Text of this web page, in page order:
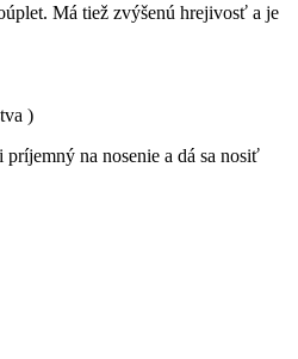
Má tiež zvýšenú hrejivosť a je
)
na nosenie a dá sa nosiť